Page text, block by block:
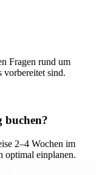
Fragen rund um
vorbereitet sind.
buchen?
2–4 Wochen im
optimal einplanen.